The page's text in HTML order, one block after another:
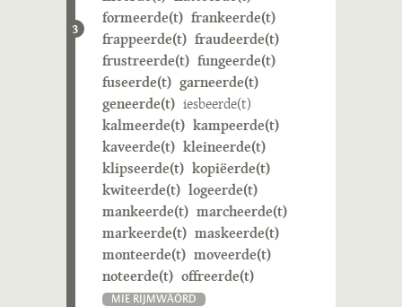
3
formeerde(t) frankeerde(t)
frappeerde(t) fraudeerde(t)
frustreerde(t) fungeerde(t)
fuseerde(t) garneerde(t)
geneerde(t) iesbeerde(t)
kalmeerde(t) kampeerde(t)
kaveerde(t) kleineerde(t)
klipseerde(t) kopiëerde(t)
kwiteerde(t) logeerde(t)
mankeerde(t) marcheerde(t)
markeerde(t) maskeerde(t)
monteerde(t) moveerde(t)
noteerde(t) offreerde(t)
MIE RIJMWÄÖRD